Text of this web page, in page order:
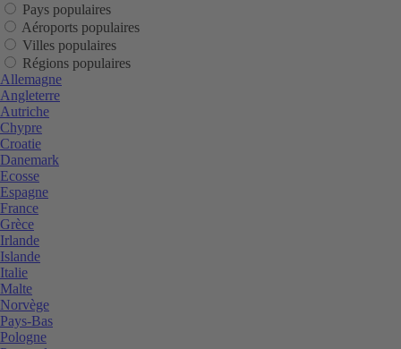
Pays populaires
Aéroports populaires
Villes populaires
Régions populaires
Allemagne
Angleterre
Autriche
Chypre
Croatie
Danemark
Ecosse
Espagne
France
Grèce
Irlande
Islande
Italie
Malte
Norvège
Pays-Bas
Pologne